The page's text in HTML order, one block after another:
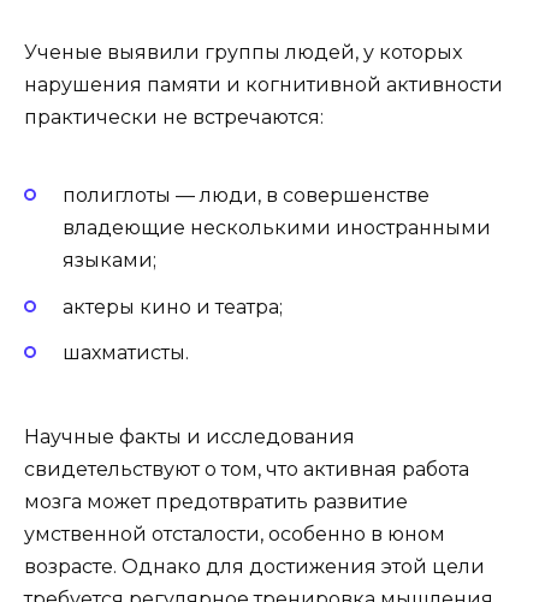
Ученые выявили группы людей, у которых
нарушения памяти и когнитивной активности
практически не встречаются:
полиглоты — люди, в совершенстве
владеющие несколькими иностранными
языками;
актеры кино и театра;
шахматисты.
Научные факты и исследования
свидетельствуют о том, что активная работа
мозга может предотвратить развитие
умственной отсталости, особенно в юном
возрасте. Однако для достижения этой цели